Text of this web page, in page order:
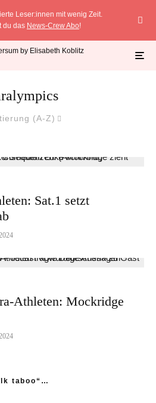
Leser:innen mit wenig Zeit.
du das News-Crew Abo!
(A-Z)
Sat.1 setzt
Athleten: Mockridge
taboo“…